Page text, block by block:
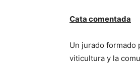
Cata comentada
Un jurado formado
viticultura y la